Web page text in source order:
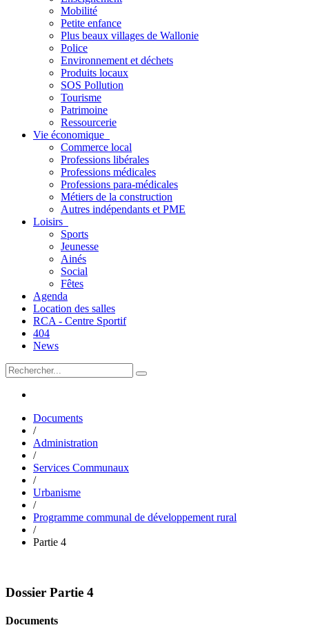
Mobilité
Petite enfance
Plus beaux villages de Wallonie
Police
Environnement et déchets
Produits locaux
SOS Pollution
Tourisme
Patrimoine
Ressourcerie
Vie économique
Commerce local
Professions libérales
Professions médicales
Professions para-médicales
Métiers de la construction
Autres indépendants et PME
Loisirs
Sports
Jeunesse
Ainés
Social
Fêtes
Agenda
Location des salles
RCA - Centre Sportif
404
News
Documents
/
Administration
/
Services Communaux
/
Urbanisme
/
Programme communal de développement rural
/
Partie 4
Dossier Partie 4
Documents